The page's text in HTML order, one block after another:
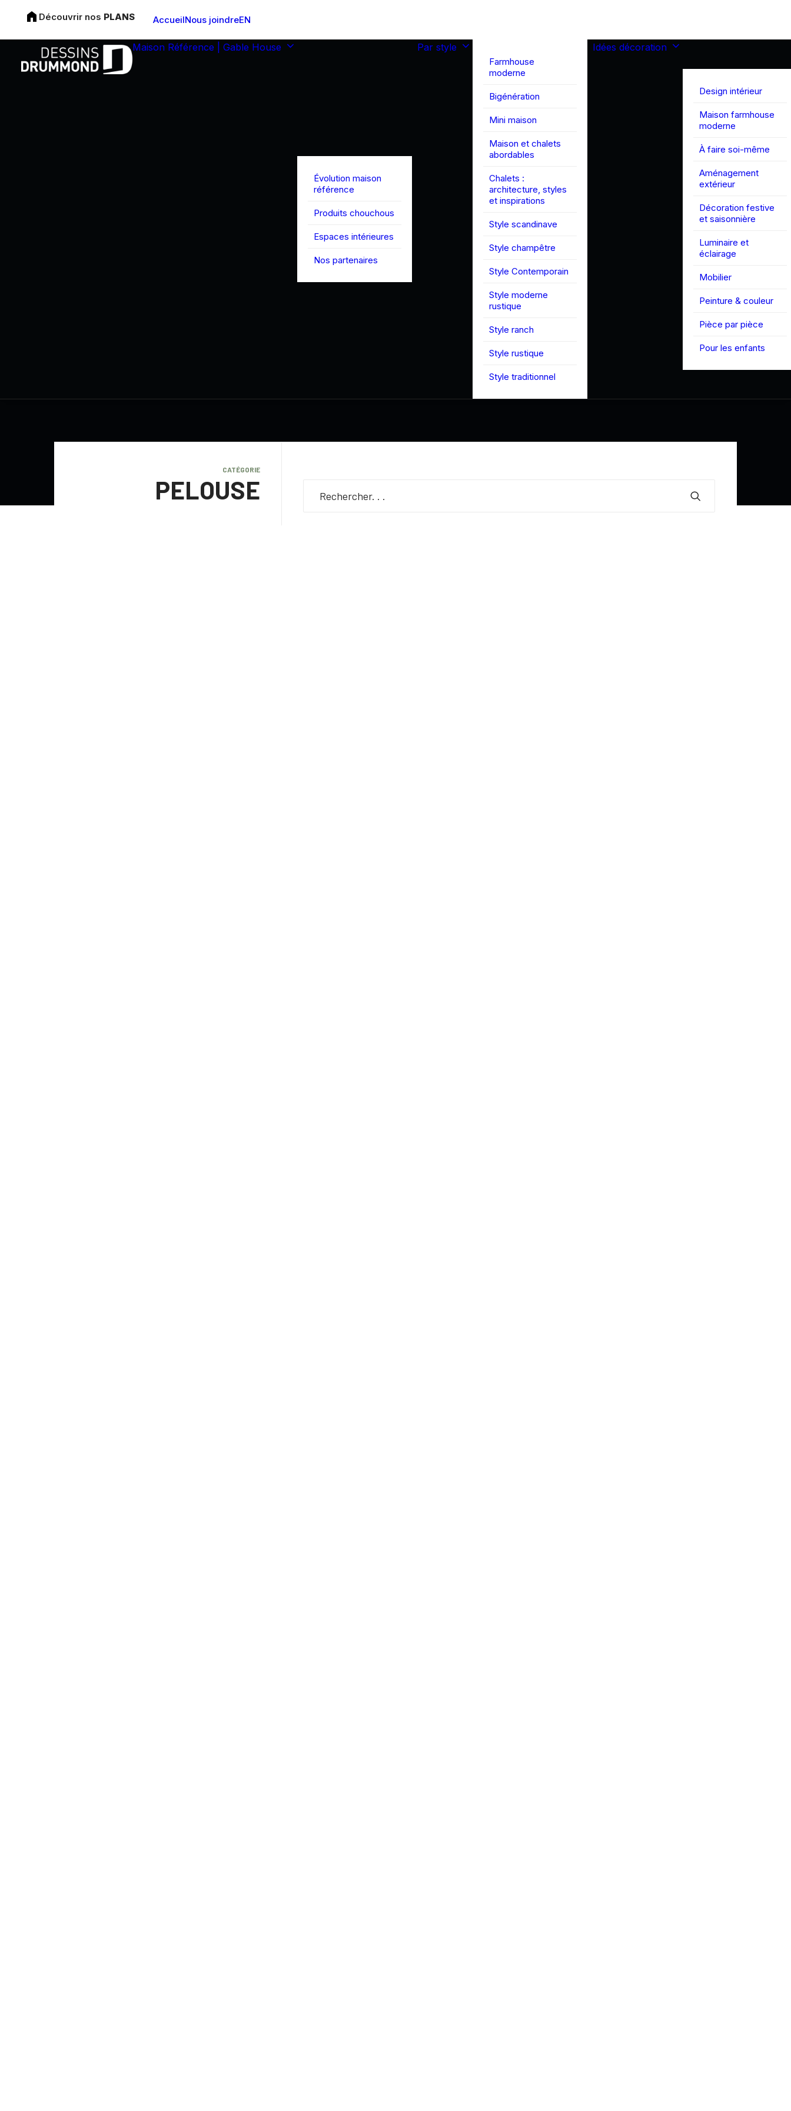
Découvrir nos PLANS AccueilNous joindreEN
Maison Référence | Gable House
Évolution maison
référence
Produits chouchous
Espaces intérieures
Nos partenaires
Par style
Farmhouse
moderne
Bigénération
Mini maison
Maison et chalets
abordables
Chalets :
architecture, styles
et inspirations
Style scandinave
Style champêtre
Style Contemporain
Style moderne
rustique
Style ranch
Style rustique
Style traditionnel
Idées décoration
Design intérieur
Maison farmhouse
moderne
À faire soi-même
Aménagement
extérieur
Décoration festive
et saisonnière
Luminaire et
éclairage
Mobilier
Peinture & couleur
Pièce par pièce
Pour les enfants
CATÉGORIE
PELOUSE